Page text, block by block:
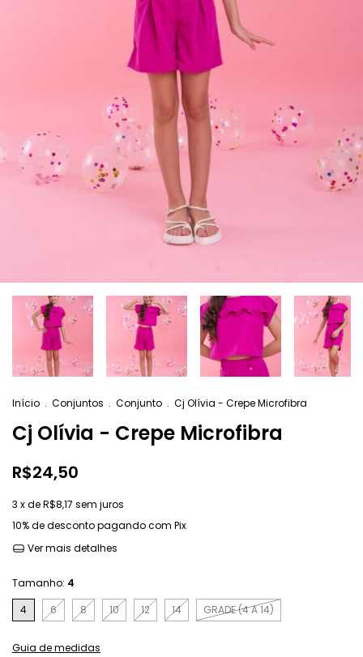
Início . Conjuntos . Conjunto . Cj Olívia - Crepe Microfibra
Cj Olívia - Crepe Microfibra
R$24,50
3 x deR$8,17 sem juros
10% de descontopagando com Pix
Ver mais detalhes
Tamanho: 4
4
6 8 10 12 14 GRADE (4 A 14)
Guia de medidas